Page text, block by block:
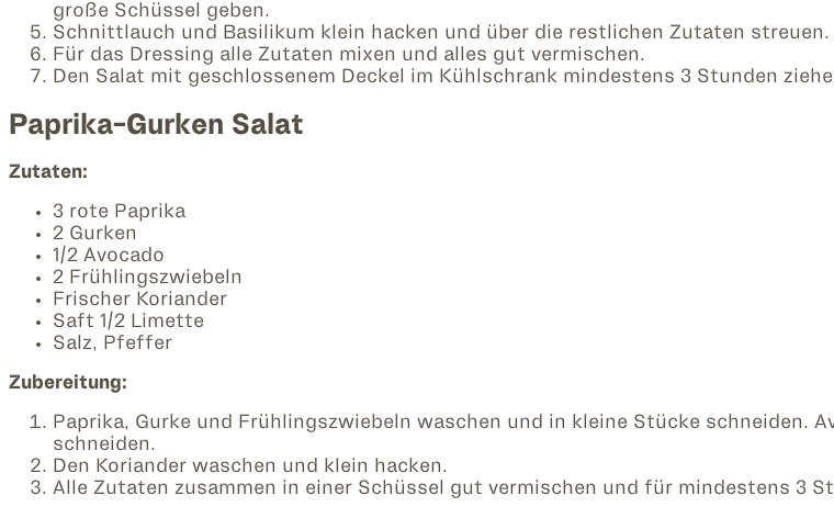
große Schüssel geben.
Schnittlauch und Basilikum klein hacken und über die restlichen Zutaten streuen.
Für das Dressing alle Zutaten mixen und alles gut vermischen.
Den Salat mit geschlossenem Deckel im Kühlschrank mindestens 3 Stunden
Paprika-Gurken Salat
Zutaten:
3 rote Paprika
2 Gurken
1/2 Avocado
2 Frühlingszwiebeln
Frischer Koriander
Saft 1/2 Limette
Salz, Pfeffer
Zubereitung:
Paprika, Gurke und Frühlingszwiebeln waschen und in kleine Stücke schneiden.
schneiden.
Den Koriander waschen und klein hacken.
Alle Zutaten zusammen in einer Schüssel gut vermischen und für mindestens 3